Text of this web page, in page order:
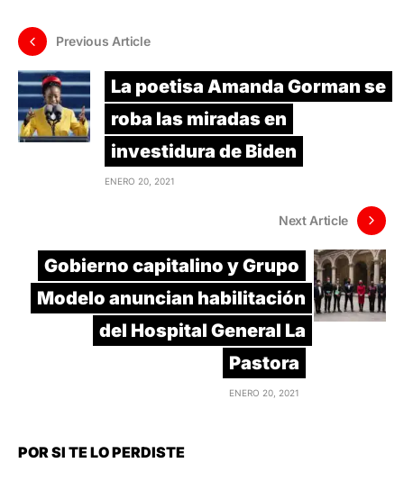
Previous Article
La poetisa Amanda Gorman se
roba las miradas en
investidura de Biden
ENERO 20, 2021
Next Article
Gobierno capitalino y Grupo
Modelo anuncian habilitación
del Hospital General La
Pastora
ENERO 20, 2021
POR SI TE LO PERDISTE